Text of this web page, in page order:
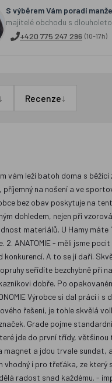
S výběrem Vám poradí
majitelé obchodu s
+420 775 247 296 (10-17h)
↓ Recenze↓
vám leží batoh doma s
na nošení a ve
bez obav poskytuje na
dohledem, nejen při
materiálů. U Hamy máte
ANATOMIE - měli jsme
A to se jí daří.
seřídíte bezchybně při
dobře. Po
Výrobce si dal
řešení, je tohle skvělá
Grade pojme
jde do první třídy,
a jdou trvale
i pro třeťáka, ze který
radost snad každému. -